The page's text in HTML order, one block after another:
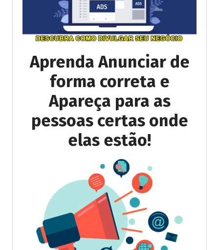
Aprenda Anunciar de
forma correta e
Apareça para as
pessoas certas onde
elas estão!